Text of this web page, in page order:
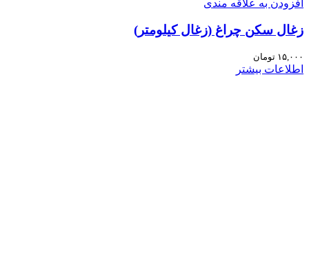
افزودن به علاقه مندی
زغال سکن چراغ (زغال کیلومتر)
۱۵,۰۰۰ تومان
اطلاعات بیشتر